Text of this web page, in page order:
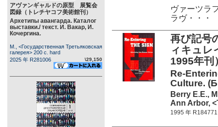
アヴァンギャルドの原型 展覧会
図録（トレチヤコフ美術館刊）
Архетипы авангарда. Каталог
выставки./ текст. И. Вакар, И.
Кочергина.
М., <Государственная Третьяковская
галерея> 200 c. hard
2025 年 R281006
\29,150
ヴァーツラ
ラヴ・・・
再び記号
ィキュレ
1995年刊
Re-
Culture.
Berry E.E.,
Ann Arbor,
1995 年 R184771